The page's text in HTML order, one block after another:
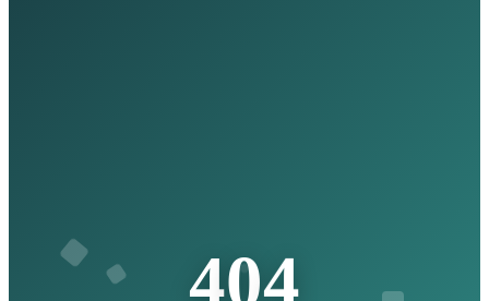
404